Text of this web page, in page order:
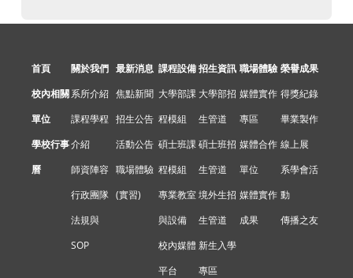
首頁
校內相關
單位
學校行事
曆
關於我們
系所介紹
課程學程
介紹
師資陣容
行政團隊
法規與
SOP
最新消息
焦點新聞
招生公告
活動公告
職場體驗
(實習)
課程設備
大學部課
程模組
碩士班課
程模組
專業教室
與設備
校內媒體
平台
招生資訊
大學部招
生管道
碩士班招
生管道
境外生招
生管道
新生入學
專區
職場體驗
媒體實作
專區
媒體合作
單位
媒體實作
成果
榮譽成果
得獎紀錄
畢業製作
線上展
系學會活
動
傳播之友